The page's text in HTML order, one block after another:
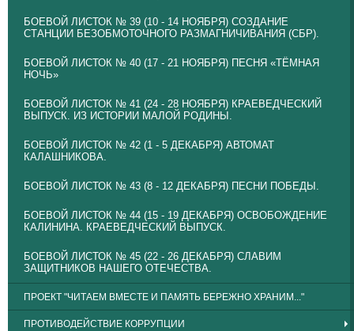
БОЕВОЙ ЛИСТОК № 39 (10 - 14 НОЯБРЯ) СОЗДАНИЕ
СТАНЦИИ БЕЗОБМОТОЧНОГО РАЗМАГНИЧИВАНИЯ (СБР).
БОЕВОЙ ЛИСТОК № 40 (17 - 21 НОЯБРЯ) ПЕСНЯ «ТЁМНАЯ
НОЧЬ»
БОЕВОЙ ЛИСТОК № 41 (24 - 28 НОЯБРЯ) КРАЕВЕДЧЕСКИЙ
ВЫПУСК. ИЗ ИСТОРИИ МАЛОЙ РОДИНЫ.
БОЕВОЙ ЛИСТОК № 42 (1 - 5 ДЕКАБРЯ) АВТОМАТ
КАЛАШНИКОВА.
БОЕВОЙ ЛИСТОК № 43 (8 - 12 ДЕКАБРЯ) ПЕСНИ ПОБЕДЫ.
БОЕВОЙ ЛИСТОК № 44 (15 - 19 ДЕКАБРЯ) ОСВОБОЖДЕНИЕ
КАЛИНИНА. КРАЕВЕДЧЕСКИЙ ВЫПУСК.
БОЕВОЙ ЛИСТОК № 45 (22 - 26 ДЕКАБРЯ) СЛАВИМ
ЗАЩИТНИКОВ НАШЕГО ОТЕЧЕСТВА.
ПРОЕКТ "ЧИТАЕМ ВМЕСТЕ И ПАМЯТЬ БЕРЕЖНО ХРАНИМ..."
ПРОТИВОДЕЙСТВИЕ КОРРУПЦИИ